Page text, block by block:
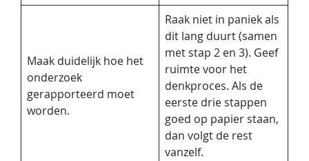
Maak duidelijk hoe het
onderzoek
gerapporteerd moet
worden.
Raak niet in paniek als
dit lang duurt (samen
met stap 2 en 3). Geef
ruimte voor het
denkproces. Als de
eerste drie stappen
goed op papier staan,
dan volgt de rest
vanzelf.